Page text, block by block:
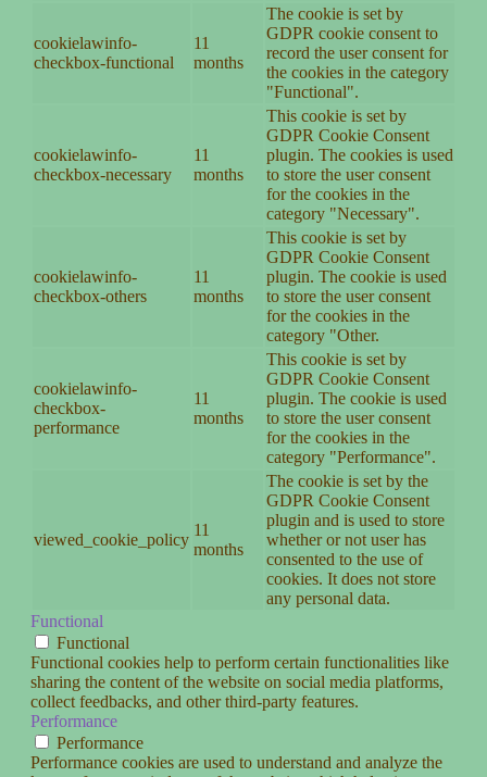
cookielawinfo-
checkbox-functional
11
months
The cookie is set by
GDPR cookie consent to
record the user consent for
the cookies in the category
"Functional".
cookielawinfo-
checkbox-necessary
11
months
This cookie is set by
GDPR Cookie Consent
plugin. The cookies is used
to store the user consent
for the cookies in the
category "Necessary".
cookielawinfo-
checkbox-others
11
months
This cookie is set by
GDPR Cookie Consent
plugin. The cookie is used
to store the user consent
for the cookies in the
category "Other.
cookielawinfo-
checkbox-
performance
11
months
This cookie is set by
GDPR Cookie Consent
plugin. The cookie is used
to store the user consent
for the cookies in the
category "Performance".
viewed_cookie_policy
11
months
The cookie is set by the
GDPR Cookie Consent
plugin and is used to store
whether or not user has
consented to the use of
cookies. It does not store
any personal data.
Functional
Functional
Functional cookies help to perform certain functionalities like
sharing the content of the website on social media platforms,
collect feedbacks, and other third-party features.
Performance
Performance
Performance cookies are used to understand and analyze the